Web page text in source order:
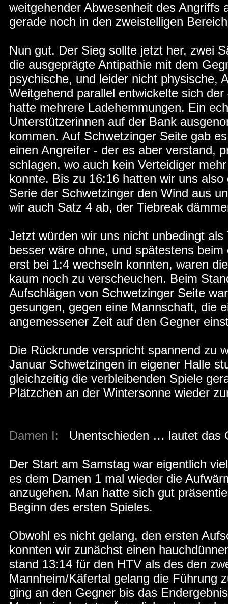
weitgehender Abwesenheit des Angriffs
gerade noch in den zweistelligen
Nun gut. Der Sieg sollte jetzt her, zwei
die ausgeprägte Antipathie mit dem
psychische, und leider nicht physische,
Weitgehend parallel entwickelte sich
hatte mehrere Ladehemmungen. Ein
Unterstützerinnen auf der Bank
kommen. Auf Schwetzinger Seite gab
einen Angreifer - der es aber verstand,
schlagen, wo auch kein Verteidiger
konnte. Bis zu 16:16 hatten wir uns
Serie der Schwetzinger den Wind aus
wir auch Satz 4 ab, der Tiebreak
Jetzt würden wir uns nicht unbedingt
besser wäre ohne, und spätestens
erst bei 1:4 wechseln konnten, waren
kaum noch zu verscheuchen. Beim
Aufschlägen von Schwetzinger Seite
gesungen, gegen eine Mannschaft, die
angemessener Zeit auf den Gegner
Die Rückrunde verspricht spannend zu
Januar Schwetzingen in eigener Halle
gleichzeitig die verbleibenden Spiele
Plätzchen an der Wintersonne wieder
Damen I: Unentschieden … lautet das
Der Start am Samstag war eigentlich
es dem Damen 1 mal wieder die
anzugehen. Man hatte sich gut
Beginn des ersten Spieles.
Obwohl es nicht gelang, den ersten
konnten wir zunächst einen
stand 13:14 für den HTV als des den
Mannheim/Käfertal gelang die Führung
ging an den Gegner bis das